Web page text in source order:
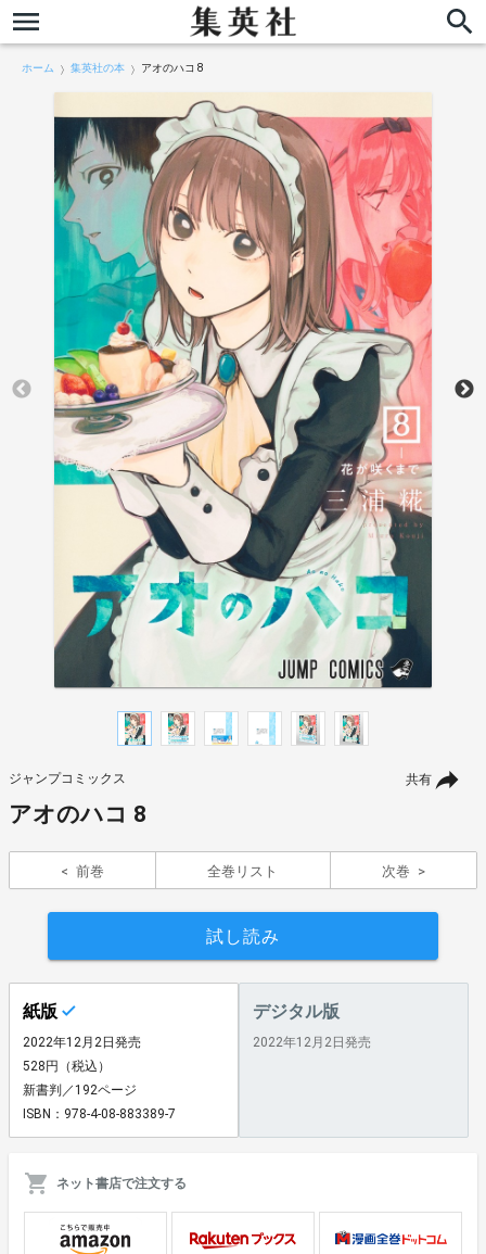
ホーム 集英社の本 アオのハコ 8
共有
ジャンプコミックス
アオのハコ 8
前巻 全巻リスト 次巻
試し読み
紙版
2022年12月2日発売
528円（税込）
新書判／192ページ
ISBN：978-4-08-883389-7
デジタル版
2022年12月2日発売
ネット書店で注文する